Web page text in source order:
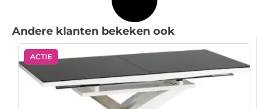
Andere klanten bekeken ook
ACTIE